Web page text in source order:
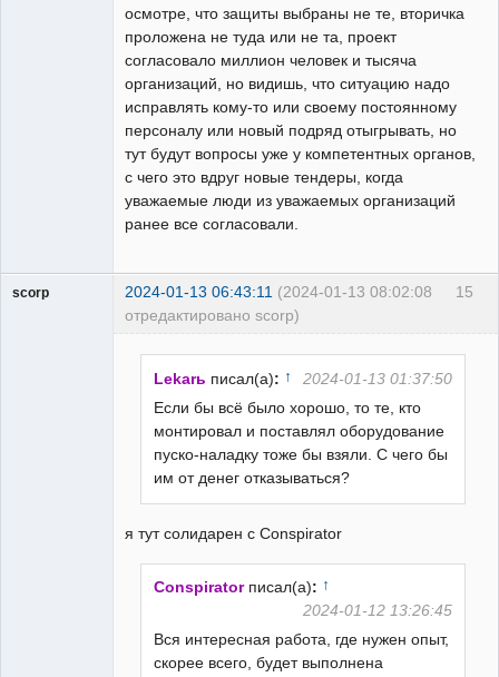
осмотре, что защиты выбраны не те, вторичка
проложена не туда или не та, проект
согласовало миллион человек и тысяча
организаций, но видишь, что ситуацию надо
исправлять кому-то или своему постоянному
персоналу или новый подряд отыгрывать, но
тут будут вопросы уже у компетентных органов,
с чего это вдруг новые тендеры, когда
уважаемые люди из уважаемых организаций
ранее все согласовали.
15
scorp 2024-01-13 06:43:11 (2024-01-13 08:02:08
отредактировано scorp)
Lekarь писал(а): ↑
2024-01-13 01:37:50
Если бы всё было хорошо, то те, кто
монтировал и поставлял оборудование
пуско-наладку тоже бы взяли. С чего бы
им от денег отказываться?
я тут солидарен с Conspirator
Conspirator писал(а): ↑
2024-01-12 13:26:45
Вся интересная работа, где нужен опыт,
скорее всего, будет выполнена